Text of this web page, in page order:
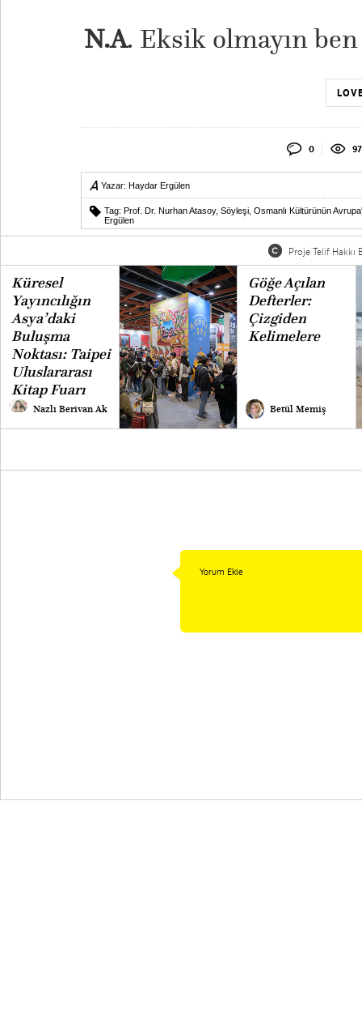
N.A. Eksik olmayın
0
Yazar: Haydar Ergülen
Tag: Prof. Dr. Nurhan Atasoy, Söyleşi Osmanlı Kültürünün
Ergülen
Proje Telif Hakkı
Küresel
Yayıncılığın
Asya’daki
Buluşma
Noktası: Taipei
Uluslararası
Kitap Fuarı
Nazlı Berivan Ak
Göğe Açılan
Defterler:
Çizgiden
Kelimelere
Betül Memiş